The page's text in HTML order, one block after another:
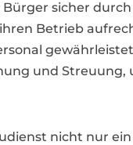
sicher
Betrieb
und Streuung,
nicht nur